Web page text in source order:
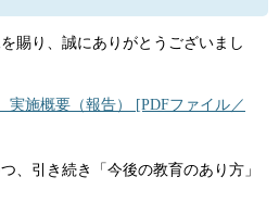
賜り、誠にありがとうございまし
施概要（報告） [PDFファイル／
、引き続き「今後の教育のあり方」